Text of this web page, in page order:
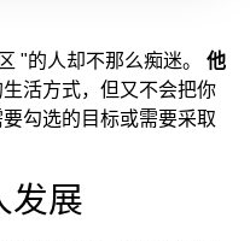
"的人却不那么痴迷。 他
活方式，但又不会把你
勾选的目标或需要采取
发展